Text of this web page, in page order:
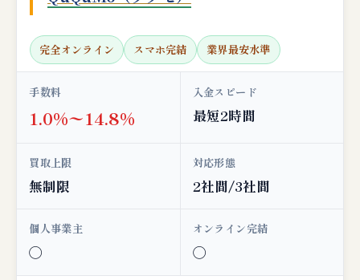
完全オンライン スマホ完結 業界最安水準
手数料
1.0%〜14.8%
入金スピード
最短2時間
買取上限
無制限
対応形態
2社間/3社間
個人事業主
◯
オンライン完結
◯